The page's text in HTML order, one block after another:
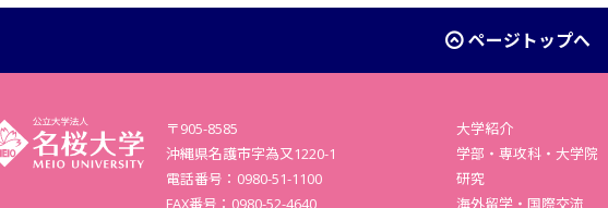
ページトップへ
〒905-8585
沖縄県名護市字為又1220-1
電話番号：0980-51-1100
FAX番号：0980-52-4640
大学紹介
学部・専攻科・大学院
研究
海外留学・国際交流